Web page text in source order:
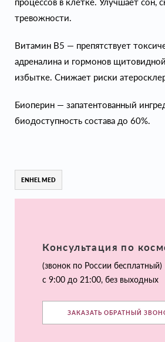
тревожности.
Витамин В5 — препятствует
адреналина и гормонов
избытке. Снижает риски
Биоперин — запатентованный
биодоступность состава до 60%.
ENHEL MED
Консультация по
(звонок по России бесплатный)
с 9:00 до 21:00, без выходных
ЗАКАЗАТЬ ОБРАТНЫЙ